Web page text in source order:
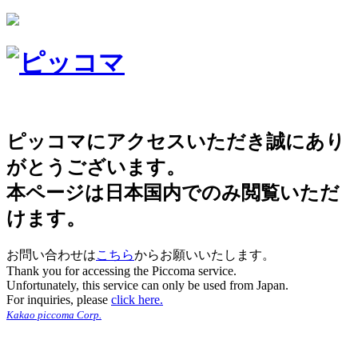
ピッコマにアクセスいただき誠にあり
がとうございます。
本ページは日本国内でのみ閲覧いただ
けます。
お問い合わせはこちらからお願いいたします。
Thank you for accessing the Piccoma service.
Unfortunately, this service can only be used from Japan.
For inquiries, please click here.
Kakao piccoma Corp.